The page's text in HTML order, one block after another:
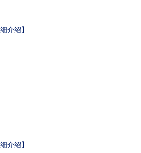
介绍】
介绍】